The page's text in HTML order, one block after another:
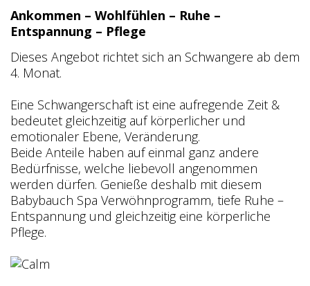
Ankommen – Wohlfühlen – Ruhe –
Entspannung – Pflege
Dieses Angebot richtet sich an Schwangere ab dem
4. Monat.
Eine Schwangerschaft ist eine aufregende Zeit &
bedeutet gleichzeitig auf körperlicher und
emotionaler Ebene, Veränderung.
Beide Anteile haben auf einmal ganz andere
Bedürfnisse, welche liebevoll angenommen
werden dürfen. Genieße deshalb mit diesem
Babybauch Spa Verwöhnprogramm, tiefe Ruhe –
Entspannung und gleichzeitig eine körperliche
Pflege.